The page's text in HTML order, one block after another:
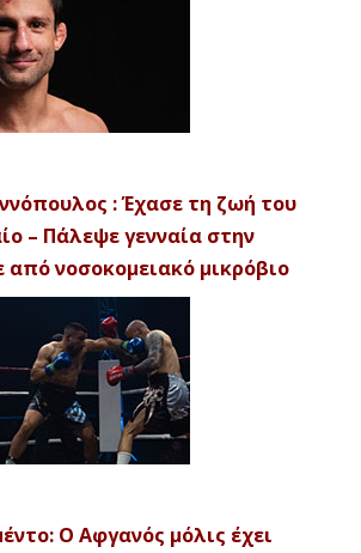
: Έχασε τη ζωή του
– Πάλεψε γενναία στην
από νοσοκομειακό μικρόβιο
Ο Αφγανός μόλις έχει